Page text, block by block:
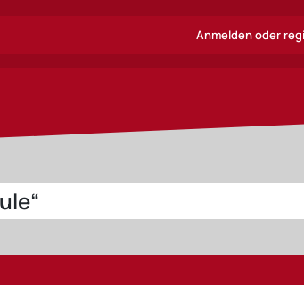
Anmelden oder